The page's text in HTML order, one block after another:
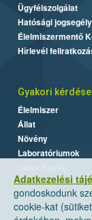
Adatkezelési
gondoskodunk
cookie-kat
Ügyfélszolgálat
Hatósági jogsegély
Élelmiszermentő
Hírlevél
Gyakori
Élelmiszer
Állat
Növény
Laboratóriumok